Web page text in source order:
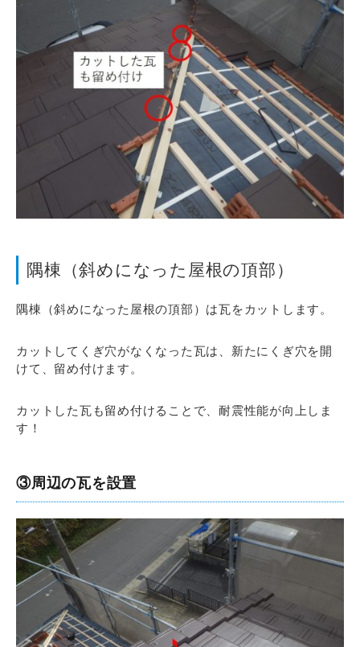
隅棟（斜めになった屋根の頂部）
隅棟（斜めになった屋根の頂部）は瓦をカットします。
カットしてくぎ穴がなくなった瓦は、新たにくぎ穴を開
けて、留め付けます。
カットした瓦も留め付けることで、耐震性能が向上しま
す！
③周辺の瓦を設置